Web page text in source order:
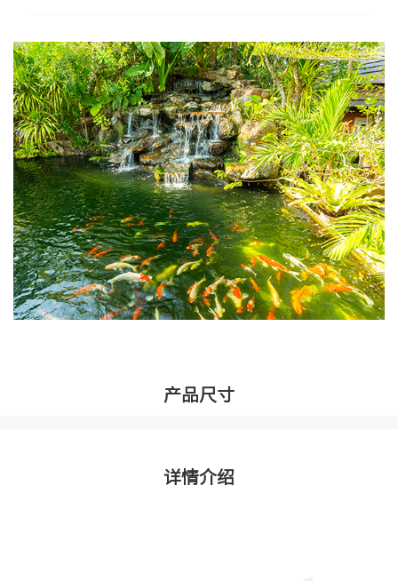
产品尺寸
详情介绍